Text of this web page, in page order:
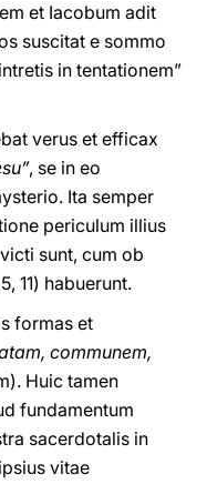
et Iacobum adit
suscitat e sommo
in tentationem”
verus et efficax
, se in eo
Ita semper
periculum illius
sunt, cum ob
11) habuerunt.
formas et
communem,
Huic tamen
fundamentum
sacerdotalis in
vitae